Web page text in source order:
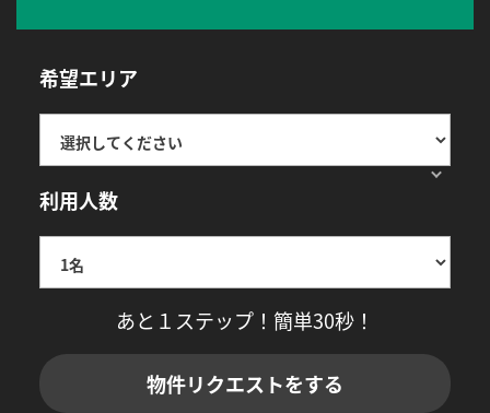
希望エリア
利用人数
あと１ステップ！簡単30秒！
物件リクエストをする